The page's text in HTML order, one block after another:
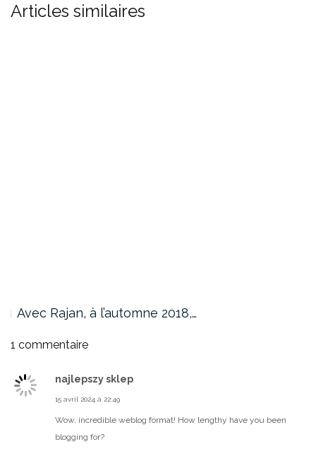
Articles similaires
Avec Rajan, à l’automne 2018,…
1 commentaire
najlepszy sklep
15 avril 2024 à 22:49
Wow, incredible weblog format! How lengthy have you been
blogging for?